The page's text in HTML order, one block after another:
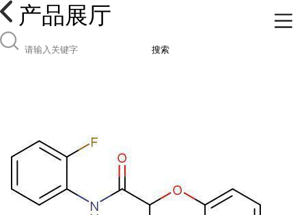
产品展厅
搜索